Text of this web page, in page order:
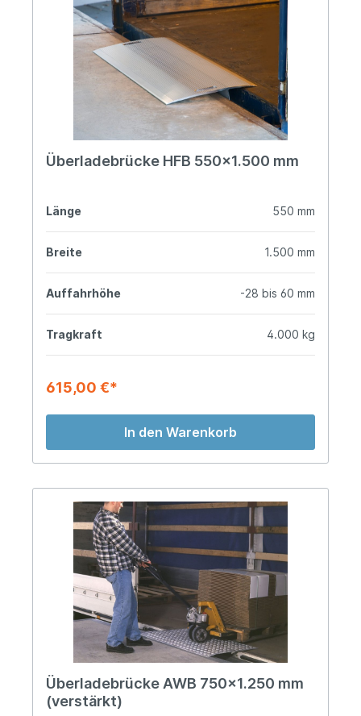
Überladebrücke HFB 550x1.500 mm
Länge 550 mm
Breite 1.500 mm
Auffahrhöhe -28 bis 60 mm
Tragkraft 4.000 kg
615,00 €*
In den Warenkorb
Überladebrücke AWB 750x1.250 mm
(verstärkt)